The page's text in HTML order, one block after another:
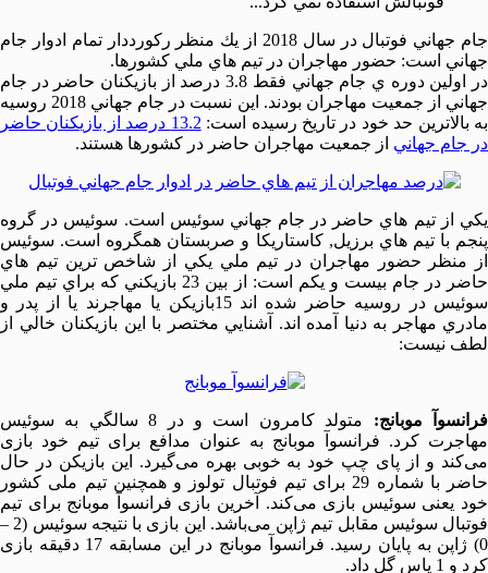
جام جهاني فوتبال در سال 2018 از يك منظر ركورددار تمام ادوار جام
جهاني است: حضور مهاجران در تيم هاي ملي كشورها.
در اولين دوره ي جام جهاني فقط 3.8 درصد از بازيكنان حاضر در جام
جهاني از جمعيت مهاجران بودند. اين نسبت در جام جهاني 2018 روسيه
به بالاترين حد خود در تاريخ رسيده است:
13.2 درصد از بازيكنان حاضر
در جام جهاني از جمعيت مهاجران حاضر در كشورها هستند.
يكي از تيم هاي حاضر در جام جهاني سوئيس است. سوئيس در گروه
پنجم با تيم هاي برزيل, كاستاريكا و صربستان همگروه است. سوئيس
از منظر حضور مهاجران در تيم ملي يكي از شاخص ترين تيم هاي
حاضر در جام بيست و يكم است: از بين 23 بازيكني كه براي تيم ملي
سوئيس در روسيه حاضر شده اند 15بازيكن يا مهاجرند يا از پدر و
مادري مهاجر به دنيا آمده اند.
آشنايي مختصر با اين بازيكنان خالي از
لطف نيست:
فرانسوآ موبانج:
متولد كامرون است و در 8 سالگي به سوئيس
مهاجرت كرد. فرانسوآ موبانج به عنوان مدافع برای تیم خود بازی
می‌کند و از پای چپ خود به خوبی بهره می‌گیرد. این بازیکن در حال
حاضر با شماره 29 برای تیم فوتبال تولوز و همچنین تیم ملی کشور
خود یعنی سوئیس بازی می‌کند. آخرین بازی فرانسوآ موبانج برای تیم
فوتبال سوئیس مقابل تیم ژاپن می‌باشد. این بازی با نتیجه سوئیس (2 –
0) ژاپن به پایان رسید. فرانسوآ موبانج در این مسابقه 17 دقیقه بازی
کرد و 1 پاس گل داد.